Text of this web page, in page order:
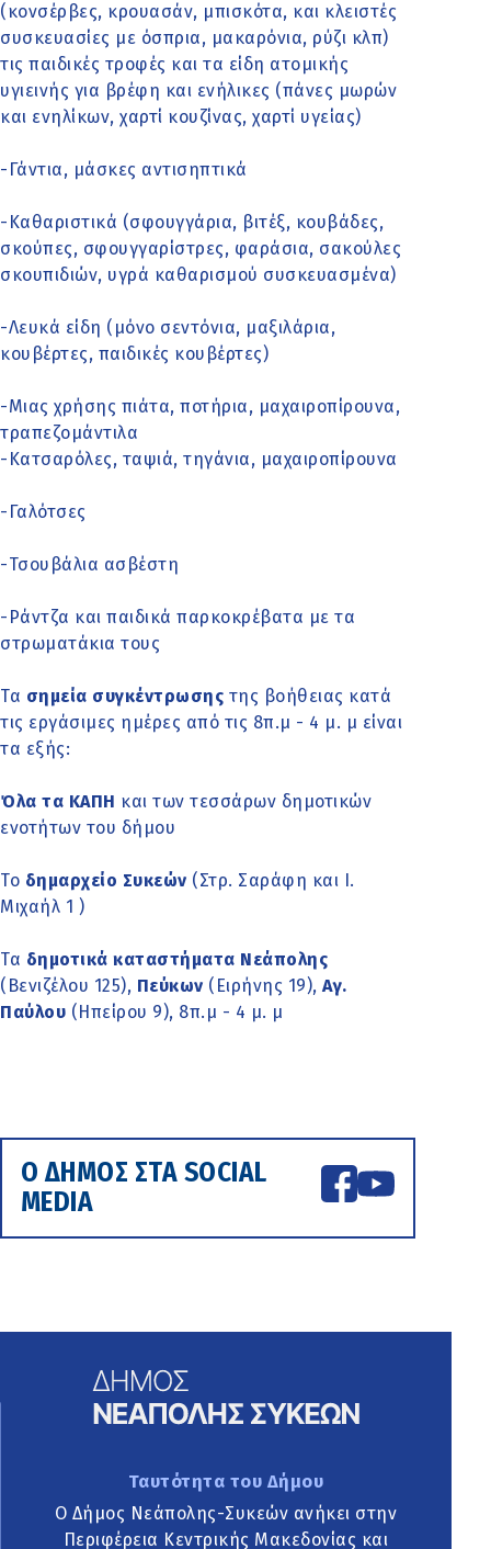
(κονσέρβες, κρουασάν, μπισκότα, και κλειστές
συσκευασίες με όσπρια, μακαρόνια, ρύζι κλπ)
τις παιδικές τροφές και τα είδη ατομικής
υγιεινής για βρέφη και ενήλικες (πάνες μωρών
και ενηλίκων, χαρτί κουζίνας, χαρτί υγείας)
-Γάντια, μάσκες αντισηπτικά
-Καθαριστικά (σφουγγάρια, βιτέξ, κουβάδες,
σκούπες, σφουγγαρίστρες, φαράσια, σακούλες
σκουπιδιών, υγρά καθαρισμού συσκευασμένα)
-Λευκά είδη (μόνο σεντόνια, μαξιλάρια,
κουβέρτες, παιδικές κουβέρτες)
-Μιας χρήσης πιάτα, ποτήρια, μαχαιροπίρουνα,
τραπεζομάντιλα
-Κατσαρόλες, ταψιά, τηγάνια, μαχαιροπίρουνα
-Γαλότσες
-Τσουβάλια ασβέστη
-Ράντζα και παιδικά παρκοκρέβατα με τα
στρωματάκια τους
Τα σημεία συγκέντρωσης της βοήθειας κατά
τις εργάσιμες ημέρες από τις 8π.μ - 4 μ. μ είναι
τα εξής:
Όλα τα ΚΑΠΗ και των τεσσάρων δημοτικών
ενοτήτων του δήμου
Το δημαρχείο Συκεών (Στρ. Σαράφη και Ι.
Μιχαήλ 1 )
Τα δημοτικά καταστήματα Νεάπολης
(Βενιζέλου 125), Πεύκων (Ειρήνης 19), Αγ.
Παύλου (Ηπείρου 9), 8π.μ - 4 μ. μ
Ο ΔΗΜΟΣ ΣΤΑ SOCIAL
MEDIA
Ταυτότητα του Δήμου
Ο Δήμος Νεάπολης-Συκεών ανήκει στην
Περιφέρεια Κεντρικής Μακεδονίας και